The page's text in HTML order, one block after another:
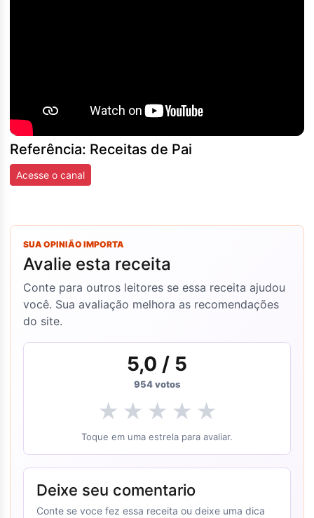
Referência: Receitas de Pai
Acesse o canal
SUA OPINIÃO IMPORTA
Avalie esta receita
Conte para outros leitores se essa receita ajudou
você. Sua avaliação melhora as recomendações
do site.
5,0 / 5
954votos
★ ★ ★ ★ ★
Toque em uma estrela para avaliar.
Deixe seu comentario
Conte se voce fez essa receita ou deixe uma dica